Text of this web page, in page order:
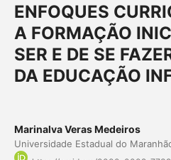
ENFOQUES
A FORMAÇÃO
SER E DE SE
DA EDUCAÇÃO
Marinalva Veras Medeiros
Universidade Estadual do